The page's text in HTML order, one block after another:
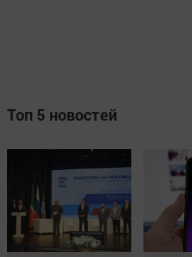
Топ 5 новостей